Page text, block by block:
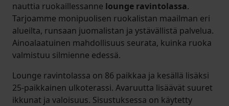
nauttia ruokaillessanne lounge ravintolassa.
Tarjoamme monipuolisen ruokalistan maailman eri
alueilta, runsaan juomalistan ja ystävällistä palvelua.
Ainoalaatuinen mahdollisuus seurata, kuinka ruoka
valmistuu silmienne edessä.
Lounge ravintolassa on 86 paikkaa ja kesällä lisäksi
25-paikkainen ulkoterassi. Avaruutta lisäävät suuret
ikkunat ja valoisuus. Sisustuksessa on käytetty